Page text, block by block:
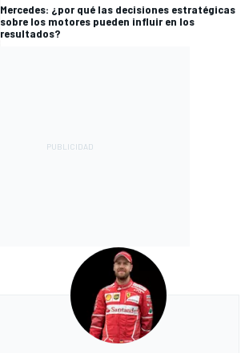
Mercedes: ¿por qué las decisiones estratégicas
sobre los motores pueden influir en los
resultados?